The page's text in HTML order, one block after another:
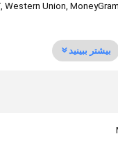
Western Union, MoneyGram
بیشتر ببینید